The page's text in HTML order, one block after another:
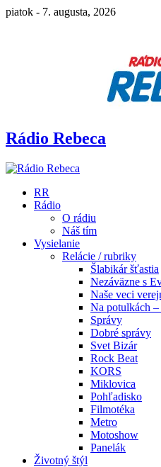
piatok - 7. augusta, 2026
Rádio Rebeca
RR
Rádio
O rádiu
Náš tím
Vysielanie
Relácie / rubriky
Šlabikár šťastia
Nezáväzne s
Naše veci
Na potulkách
Správy
Dobré správy
Svet Bizár
Rock Beat
KORS
Miklovica
Pohľadisko
Filmotéka
Metro
Motoshow
Panelák
Životný štýl